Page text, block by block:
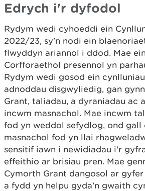
Edrych i'r dyfodol
Rydym wedi cyhoeddi ein
2022/23, sy'n nodi ein
flwyddyn ariannol i ddod. Mae
Corfforaethol presennol yn
Rydym wedi gosod ein
adnoddau disgwyliedig, gan
Grant, taliadau, a dyraniadau ac
incwm masnachol. Mae incwm
fod yn weddol sefydlog, ond gall
masnachol fod yn llai
sensitif iawn i newidiadau i'r
effeithio ar brisiau pren. Mae
Cymorth Grant dangosol ar
a fydd yn helpu gyda'n gwaith